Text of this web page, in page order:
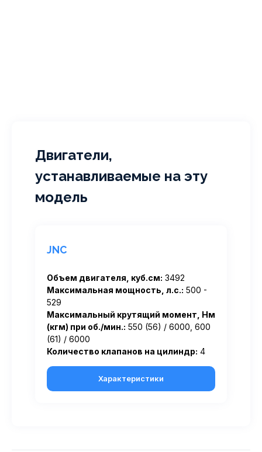
Двигатели,
устанавливаемые на эту
модель
JNC
Объем двигателя, куб.см: 3492
Максимальная мощность, л.с.: 500 -
529
Максимальный крутящий момент, Нм
(кгм) при об./мин.: 550 (56) / 6000, 600
(61) / 6000
Количество клапанов на цилиндр: 4
Характеристики